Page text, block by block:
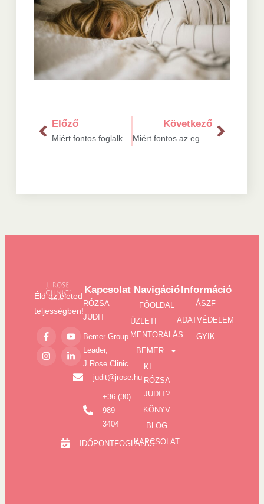
Előző
Miért fontos foglalkoznunk az időskori életminőséggel?
Következő
Miért fontos az egészségtudatosság a vállalkozóknak?
Éld az életed
teljességben!
Kapcsolat
RÓZSA
JUDIT
Bemer Group
Leader,
J.Rose Clinic
judit@jrose.hu
+36 (30)
989
3404
IDŐPONTFOGLALÁS
Navigáció
FŐOLDAL
ÜZLETI
MENTORÁLÁS
BEMER
KI
RÓZSA
JUDIT?
KÖNYV
BLOG
KAPCSOLAT
Információ
ÁSZF
ADATVÉDELEM
GYIK